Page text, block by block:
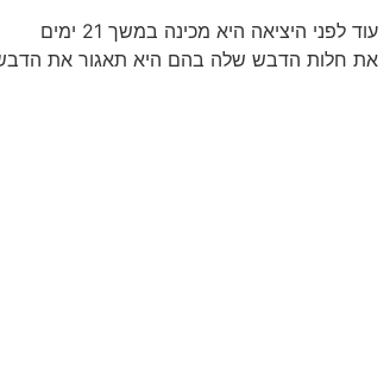
עוד לפני היציאה היא מכינה במשך 21 ימים
את חלות הדבש שלה בהם היא תאגור את